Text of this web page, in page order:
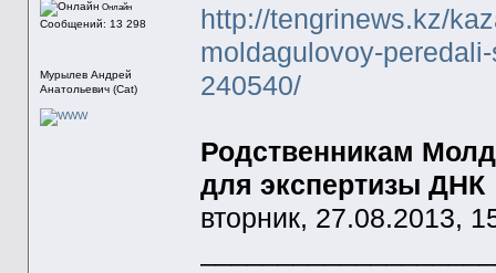
Онлайн
Сообщений: 13 298
Мурылев Андрей
Анатольевич (Cat)
http://tengrinews.kz/
moldagulovoy-
240540/
Родственникам
для экспертизы ДНК
вторник, 27.08.2013,